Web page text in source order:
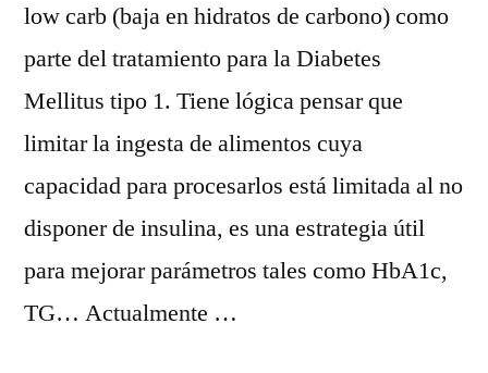
low carb (baja en hidratos de carbono) como
parte del tratamiento para la Diabetes
Mellitus tipo 1. Tiene lógica pensar que
limitar la ingesta de alimentos cuya
capacidad para procesarlos está limitada al no
disponer de insulina, es una estrategia útil
para mejorar parámetros tales como HbA1c,
TG… Actualmente …